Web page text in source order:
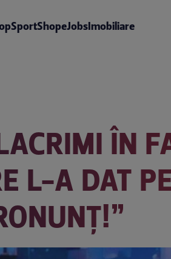
SportShopeJobsImobiliare
ÎN
L-A DAT